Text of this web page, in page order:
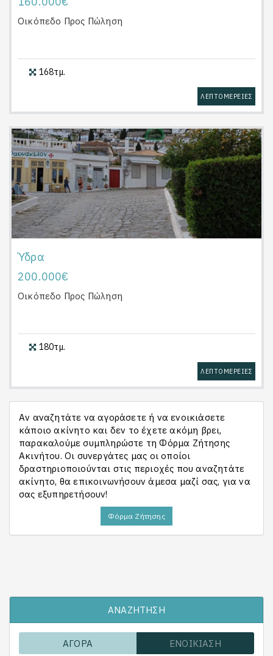
Οικόπεδο Προς Πώληση
168τμ.
ΛΕΠΤΟΜΕΡΕΙΕΣ
Ύδρα
200.000€
Οικόπεδο Προς Πώληση
180τμ.
ΛΕΠΤΟΜΕΡΕΙΕΣ
Αν αναζητάτε να αγοράσετε ή να ενοικιάσετε
κάποιο ακίνητο και δεν το έχετε ακόμη βρει,
παρακαλούμε συμπληρώστε τη Φόρμα Ζήτησης
Ακινήτου. Οι συνεργάτες μας οι οποίοι
δραστηριοποιούνται στις περιοχές που αναζητάτε
ακίνητο, θα επικοινωνήσουν άμεσα μαζί σας, για να
σας εξυπηρετήσουν!
Φόρμα Ζήτησης
ΑΝΑΖΉΤΗΣΗ
ΑΓΟΡΆ ΕΝΟΙΚΊΑΣΗ